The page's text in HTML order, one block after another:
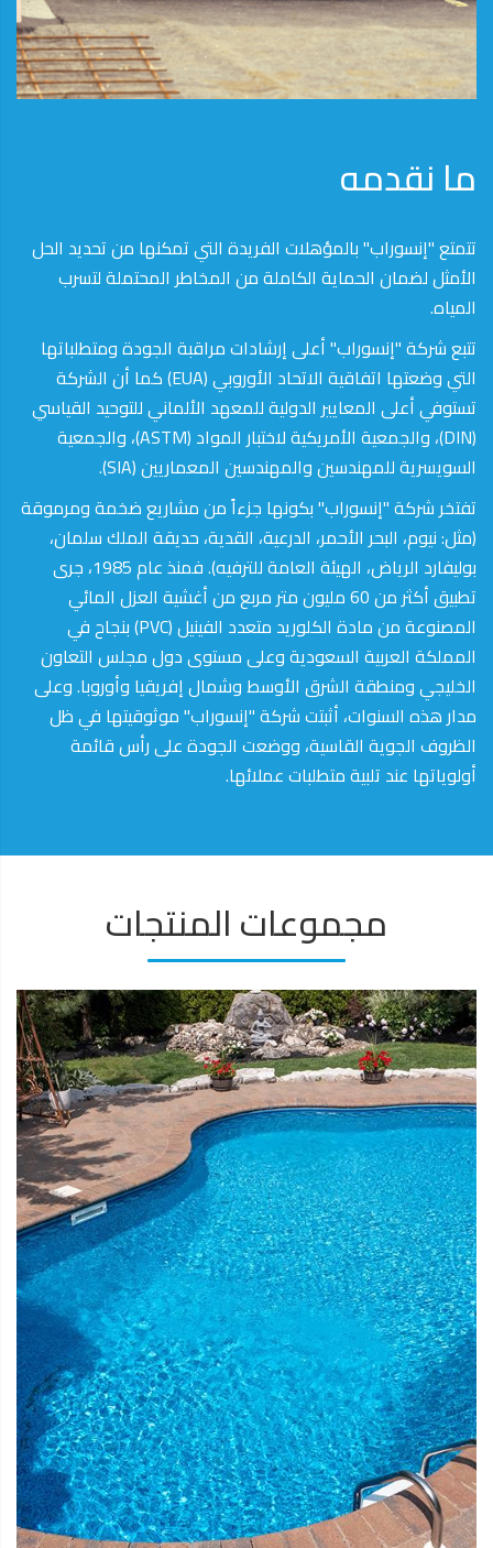
ما نقدمه
تتمتع "إنسوراب" بالمؤهلات الفريدة التي تمكنها من تحديد الحل
الأمثل لضمان الحماية الكاملة من المخاطر المحتملة لتسرب
المياه.
تتبع شركة "إنسوراب" أعلى إرشادات مراقبة الجودة ومتطلباتها
التي وضعتها اتفاقية الاتحاد الأوروبي (EUA) كما أن الشركة
تستوفي أعلى المعايير الدولية للمعهد الألماني للتوحيد القياسي
(DIN)، والجمعية الأمريكية لاختبار المواد (ASTM)، والجمعية
السويسرية للمهندسين والمهندسين المعماريين (SIA).
تفتخر شركة "إنسوراب" بكونها جزءاً من مشاريع ضخمة ومرموقة
(مثل: نيوم، البحر الأحمر، الدرعية، القدية، حديقة الملك سلمان،
بوليفارد الرياض، الهيئة العامة للترفيه). فمنذ عام 1985، جرى
تطبيق أكثر من 60 مليون متر مربع من أغشية العزل المائي
المصنوعة من مادة الكلوريد متعدد الفينيل (PVC) بنجاح في
المملكة العربية السعودية وعلى مستوى دول مجلس التعاون
الخليجي ومنطقة الشرق الأوسط وشمال إفريقيا وأوروبا. وعلى
مدار هذه السنوات، أثبتت شركة "إنسوراب" موثوقيتها في ظل
الظروف الجوية القاسية، ووضعت الجودة على رأس قائمة
أولوياتها عند تلبية متطلبات عملائها.
مجموعات المنتجات